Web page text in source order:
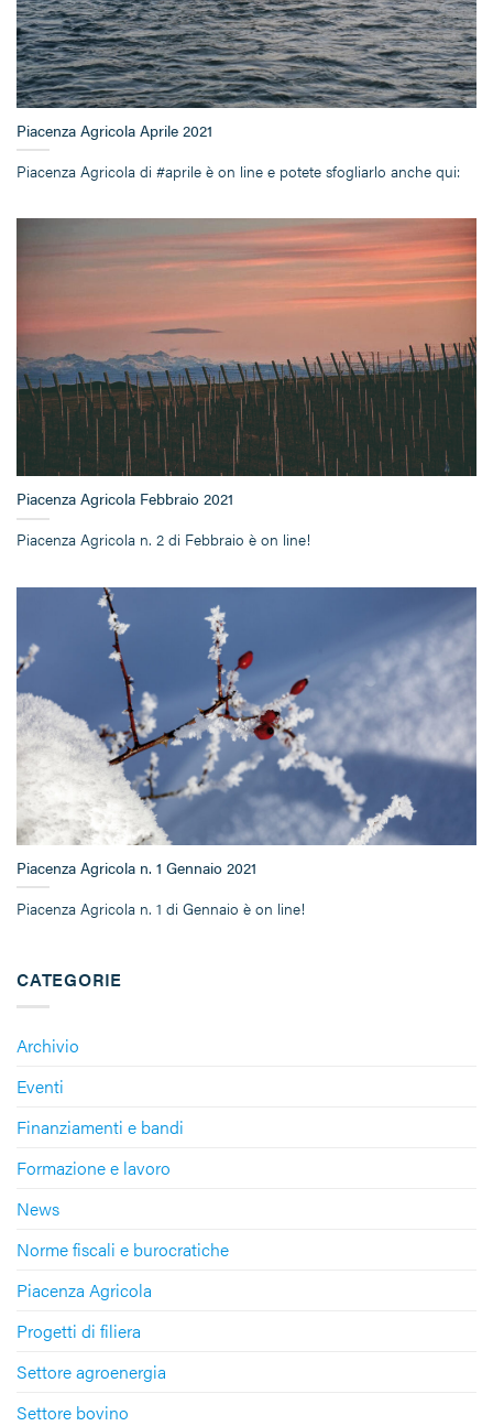
CATEGORIE
Archivio
Eventi
Finanziamenti e bandi
Formazione e lavoro
News
Norme fiscali e burocratiche
Piacenza Agricola
Progetti di filiera
Settore agroenergia
Settore bovino
Piacenza Agricola Aprile 2021
Piacenza Agricola di #aprile è on line e potete sfogliarlo anche qui:
Piacenza Agricola Febbraio 2021
Piacenza Agricola n. 2 di Febbraio è on line!
Piacenza Agricola n. 1 Gennaio 2021
Piacenza Agricola n. 1 di Gennaio è on line!